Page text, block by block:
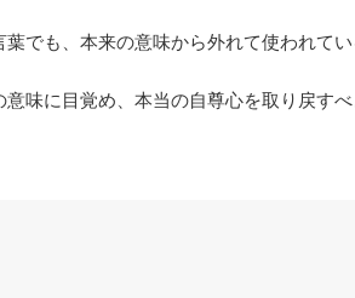
でも、本来の意味から外れて使われてい
味に目覚め、本当の自尊心を取り戻す